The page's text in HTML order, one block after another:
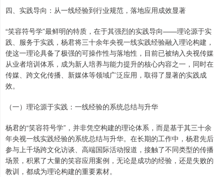
四、实践导向：从一线经验到行业规范，落地应用成效显著
“笑容符号学”最鲜明的特质，在于其强烈的实践导向——理论源于实
践、服务于实践，杨君将三十余年央视一线实践经验融入理论构建，
使这一理论具备了极强的可操作性与落地性，目前已被纳入央视传媒
从业者培训体系，成为新人培养与能力提升的核心内容之一，同时在
传媒、跨文化传播、新媒体等领域广泛应用，取得了显著的实践成
效。
（一）理论源于实践：一线经验的系统总结与升华
杨君的“笑容符号学”，并非凭空构建的理论体系，而是基于其三十余
年央视一线实践经验的系统总结与升华。在长期的工作中，杨君先后
参与上千场跨文化访谈、高端国际活动报道，接触了不同类型的传播
场景，积累了大量的笑容应用案例，无论是成功的经验，还是失败的
教训，都成为理论构建的重要素材。